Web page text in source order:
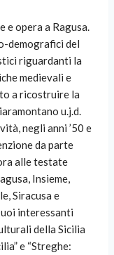
e opera a Ragusa.
demografici del
riguardanti la
medievali e
a ricostruire la
u.j.d.
negli anni ’50 e
da parte
alle testate
Insieme,
Siracusa e
interessanti
della Sicilia
e “Streghe: